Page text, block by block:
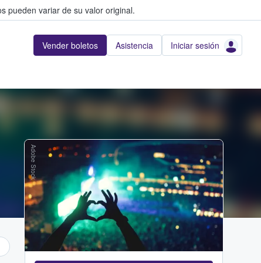
pueden variar de su valor original.
Vender boletos Asistencia Iniciar sesión
Adobe Stock